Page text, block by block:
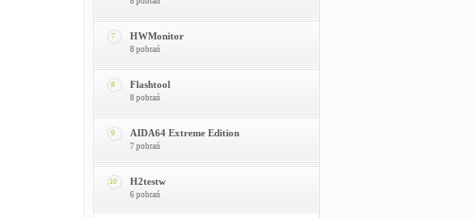
7 HWMonitor
8 pobrań
8 Flashtool
8 pobrań
9 AIDA64 Extreme Edition
7 pobrań
10 H2testw
6 pobrań